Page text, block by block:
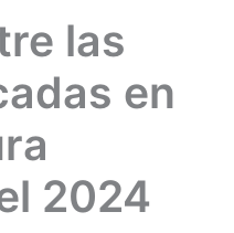
las
en
2024